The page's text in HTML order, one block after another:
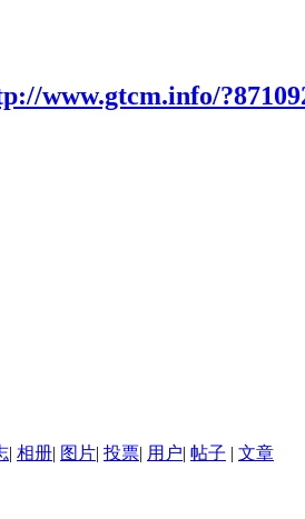
www.gtcm.info/
| 相册| 图片| 投票| 用户| 帖子 | 文章